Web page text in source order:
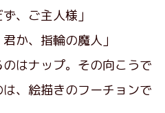
、ご主人様」
か、指輪の魔人」
はナップ。その向こうで
、絵描きのフーチョンで